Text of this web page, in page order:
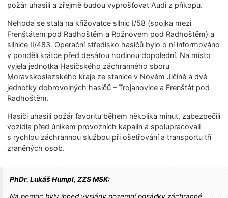
požár uhasili a zřejmě budou vyprošťovat Audi z příkopu.
Nehoda se stala na křižovatce silnic I/58 (spojka mezi
Frenštátem pod Radhoštěm a Rožnovem pod Radhoštěm) a
silnice II/483. Operační středisko hasičů bylo o ní informováno
v pondělí krátce před desátou hodinou dopolední. Na místo
vyjela jednotka Hasičského záchranného sboru
Moravskoslezského kraje ze stanice v Novém Jičíně a dvě
jednotky dobrovolných hasičů – Trojanovice a Frenštát pod
Radhoštěm.
Hasiči uhasili požár favoritu během několika minut, zabezpečili
vozidla před únikem provozních kapalin a spolupracovali
s rychlou záchrannou službou při ošetřování a transportu tří
zraněných osob.
PhDr. Lukáš Humpl, ZZS MSK:
Na pomoc byly ihned vyslány pozemní posádky záchranné